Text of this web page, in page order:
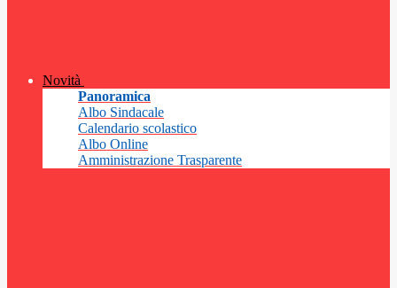
Novità
Panoramica
Albo Sindacale
Calendario scolastico
Albo Online
Amministrazione Trasparente